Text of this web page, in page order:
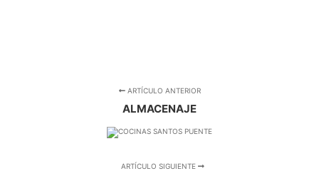
ARTÍCULO ANTERIOR
ALMACENAJE
ARTÍCULO SIGUIENTE